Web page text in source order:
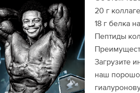
20 г
18 г белка
Пептиды
Загрузите
наш